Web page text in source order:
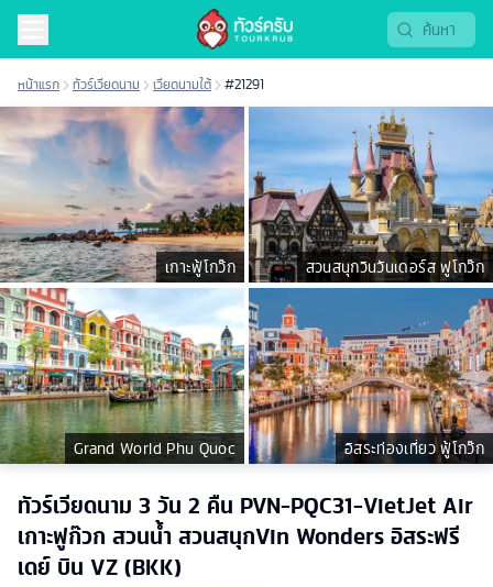
หน้าแรก ทัวร์เวียดนาม เวียดนามใต้ #21291
เกาะฟู้โกว๊ก สวนสนุกวินวันเดอร์ส ฟูโกว๊ก
Grand World Phu Quoc อิสระท่องเที่ยว ฟู้โกว๊ก
ทัวร์เวียดนาม 3 วัน 2 คืน PVN-PQC31-VietJet Air
เกาะฟูก๊วก สวนน้ำ สวนสนุกVin Wonders อิสระฟรี
เดย์ บิน VZ (BKK)